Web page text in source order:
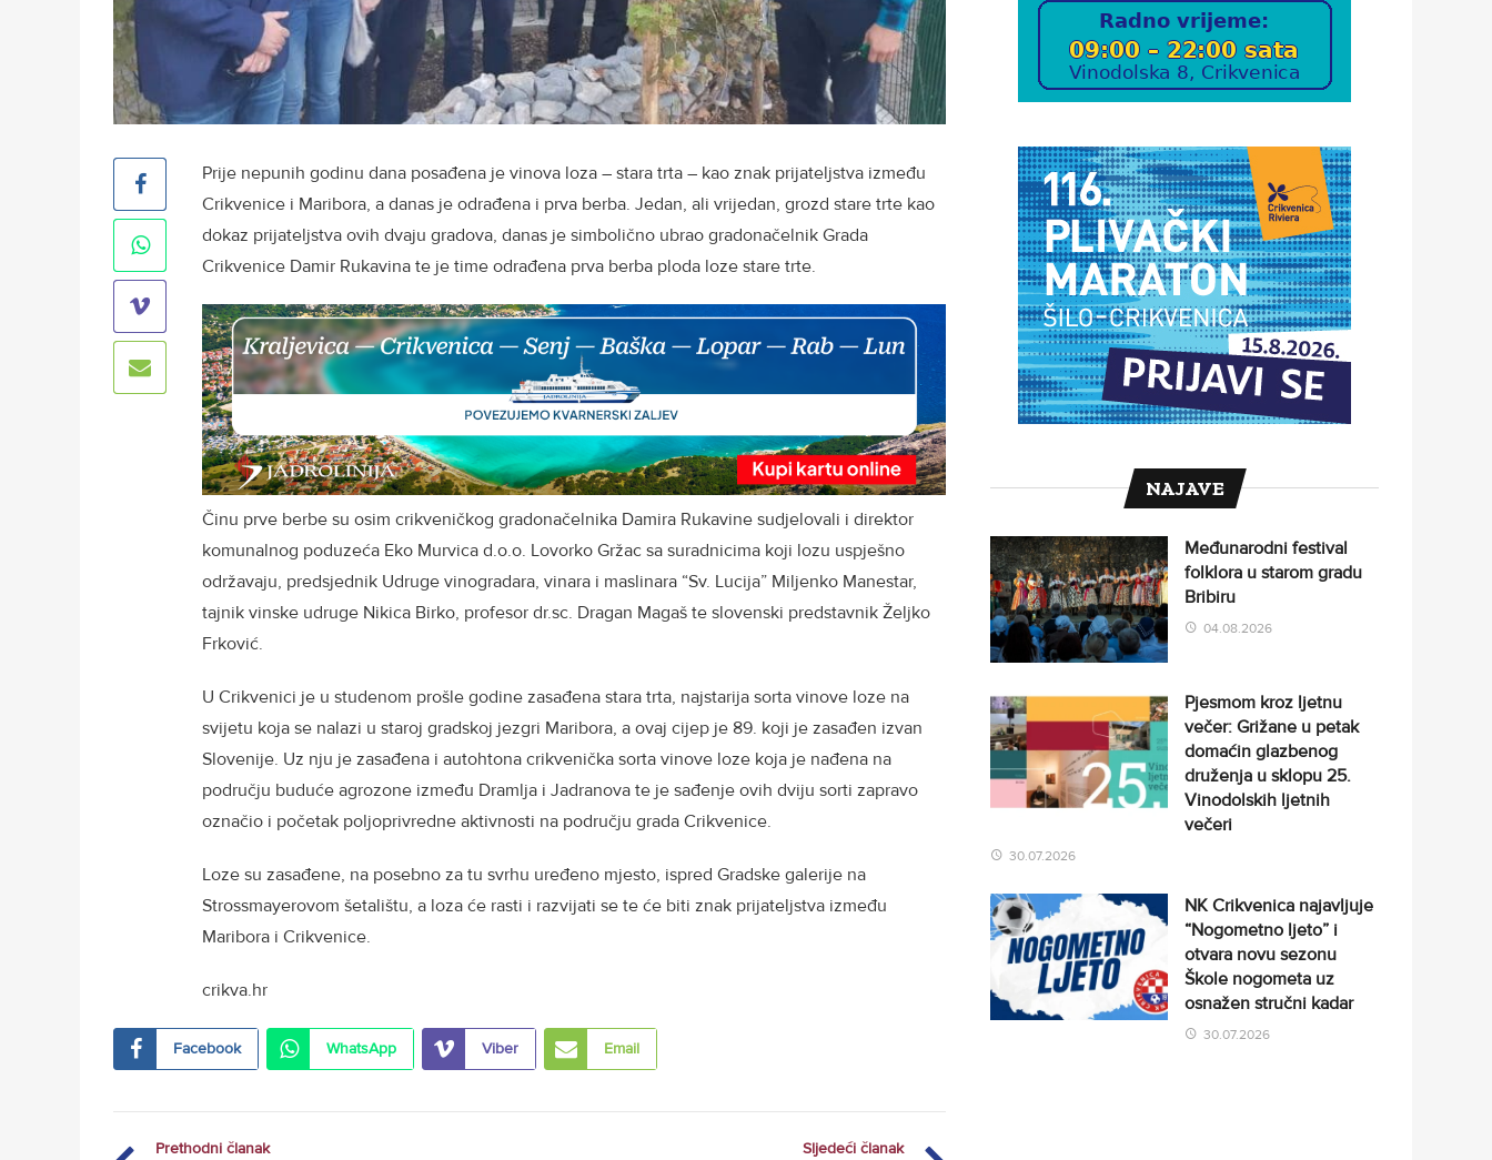
Prije nepunih godinu dana posađena je vinova loza – stara trta – kao znak prijateljstva između
Crikvenice i Maribora, a danas je odrađena i prva berba. Jedan, ali vrijedan, grozd stare trte kao
dokaz prijateljstva ovih dvaju gradova, danas je simbolično ubrao gradonačelnik Grada
Crikvenice Damir Rukavina te je time odrađena prva berba ploda loze stare trte.
Činu prve berbe su osim crikveničkog gradonačelnika Damira Rukavine sudjelovali i direktor
komunalnog poduzeća Eko Murvica d.o.o. Lovorko Gržac sa suradnicima koji lozu uspješno
održavaju, predsjednik Udruge vinogradara, vinara i maslinara “Sv. Lucija” Miljenko Manestar,
tajnik vinske udruge Nikica Birko, profesor dr.sc. Dragan Magaš te slovenski predstavnik Željko
Frković.
U Crikvenici je u studenom prošle godine zasađena stara trta, najstarija sorta vinove loze na
svijetu koja se nalazi u staroj gradskoj jezgri Maribora, a ovaj cijep je 89. koji je zasađen izvan
Slovenije. Uz nju je zasađena i autohtona crikvenička sorta vinove loze koja je nađena na
području buduće agrozone između Dramlja i Jadranova te je sađenje ovih dviju sorti zapravo
označio i početak poljoprivredne aktivnosti na području grada Crikvenice.
Loze su zasađene, na posebno za tu svrhu uređeno mjesto, ispred Gradske galerije na
Strossmayerovom šetalištu, a loza će rasti i razvijati se te će biti znak prijateljstva između
Maribora i Crikvenice.
crikva.hr
Facebook WhatsApp Viber Email
Prethodni članak Sljedeći članak
NAJAVE
Međunarodni festival
folklora u starom gradu
Bribiru
04.08.2026
Pjesmom kroz ljetnu
večer: Grižane u petak
domaćin glazbenog
druženja u sklopu 25.
Vinodolskih ljetnih
večeri
30.07.2026
NK Crikvenica najavljuje
“Nogometno ljeto” i
otvara novu sezonu
Škole nogometa uz
osnažen stručni kadar
30.07.2026